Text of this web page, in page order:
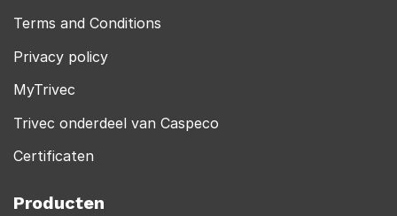
Terms and Conditions
Privacy policy
MyTrivec
Trivec onderdeel van Caspeco
Certificaten
Producten